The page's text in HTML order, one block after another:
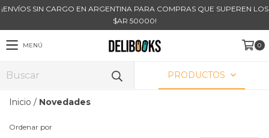
¡ENVÍOS SIN CARGO EN ARGENTINA PARA COMPRAS QUE SUPEREN LOS
$AR 50000!
MENÚ 0
PRODUCTOS
Inicio / Novedades
Ordenar por